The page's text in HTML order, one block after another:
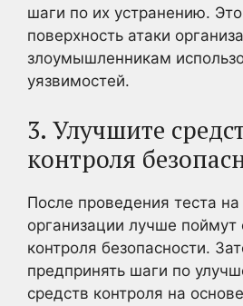
шаги по их устранению.
поверхность атаки
злоумышленникам
уязвимостей.
3. Улучшите
контроля
После проведения теста
организации лучше поймут
контроля безопасности.
предпринять шаги по
средств контроля на